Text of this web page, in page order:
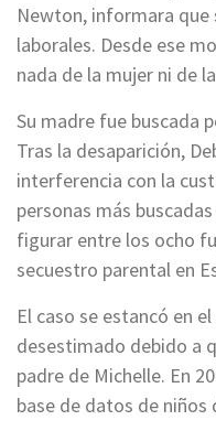
Newton, informara
laborales. Desde ese
nada de la mujer ni de
Su madre fue buscada
Tras la desaparición,
interferencia con la
personas más
figurar entre los ocho
secuestro parental en
El caso se estancó en
desestimado debido a
padre de Michelle. En
base de datos de niños